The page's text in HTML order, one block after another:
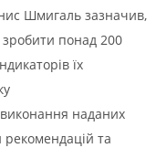
Шмигаль зазначив,
понад 200
їх
наданих
та